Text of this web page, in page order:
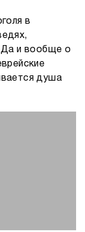
в
Да и вообще о
душа